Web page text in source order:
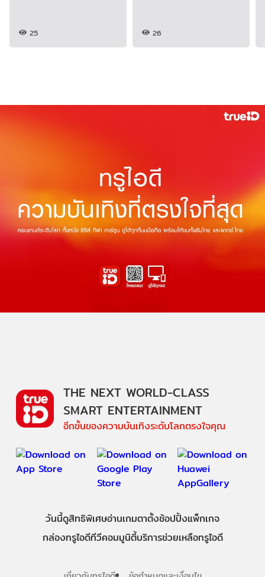
25 26
THE NEXT WORLD-CLASS
SMART ENTERTAINMENT
อีกขั้นของความบันเทิงระดับโลกตรงใจคุณ
วันนี้ดูสิทธิพิเศษอ่านเกมตาตั้งช้อปปิ้งแพ็กเกจ
กล่องทรูไอดีทีวีคอมมูนิตี้บริการช่วยเหลือทรูไอดี